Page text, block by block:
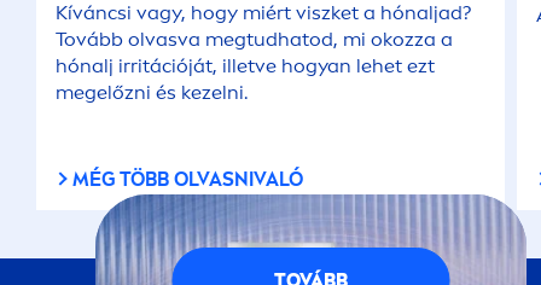
Kíváncsi vagy, hogy miért viszket a hónaljad?
Tovább olvasva megtudhatod, mi okozza a
hónalj irritációját, illetve hogyan lehet ezt
megelőzni és kezelni.
MÉG TÖBB OLVASNIVALÓ